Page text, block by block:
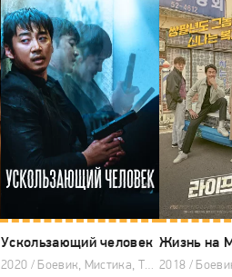
Ускользающий человек
2020 / Боевик, Мистика, Триллер, Корейские дорамы
Жизнь на